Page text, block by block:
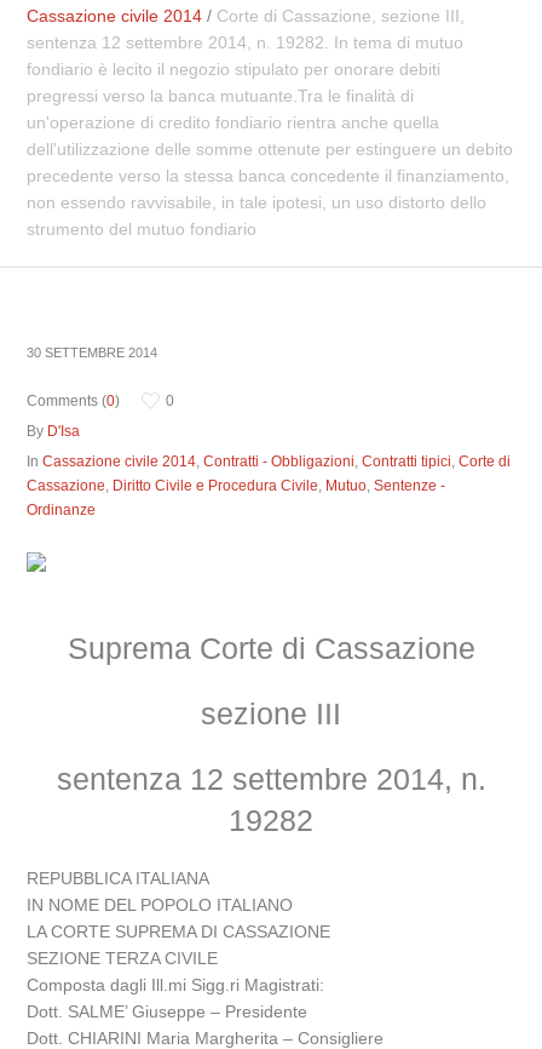
Cassazione civile 2014 / Corte di Cassazione, sezione III,
sentenza 12 settembre 2014, n. 19282. In tema di mutuo
fondiario è lecito il negozio stipulato per onorare debiti
pregressi verso la banca mutuante.Tra le finalità di
un'operazione di credito fondiario rientra anche quella
dell'utilizzazione delle somme ottenute per estinguere un debito
precedente verso la stessa banca concedente il finanziamento,
non essendo ravvisabile, in tale ipotesi, un uso distorto dello
strumento del mutuo fondiario
30 SETTEMBRE 2014
Comments (0)
0
By D'Isa
InCassazione civile 2014,Contratti - Obbligazioni,Contratti tipici,Corte di
Cassazione, Diritto Civile e Procedura Civile, Mutuo,Sentenze -
Ordinanze
Suprema Corte di Cassazione
sezione III
sentenza 12 settembre 2014, n.
19282
REPUBBLICA ITALIANA
IN NOME DEL POPOLO ITALIANO
LA CORTE SUPREMA DI CASSAZIONE
SEZIONE TERZA CIVILE
Composta dagli Ill.mi Sigg.ri Magistrati:
Dott. SALME’ Giuseppe – Presidente
Dott. CHIARINI Maria Margherita – Consigliere